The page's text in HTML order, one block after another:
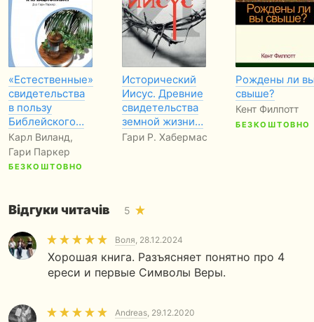
«Естественные»
свидетельства
в пользу
Библейского…
Карл Виланд,
Гари Паркер
БЕЗКОШТОВНО
Исторический
Иисус. Древние
свидетельства
земной жизни…
Гари Р. Хабермас
Рождены ли
свыше?
Кент Филпотт
БЕЗКОШТОВНО
Відгуки читачів 5
Воля, 28.12.2024
Хорошая книга. Разъясняет понятно про 4
ереси и первые Символы Веры.
Andreas, 29.12.2020